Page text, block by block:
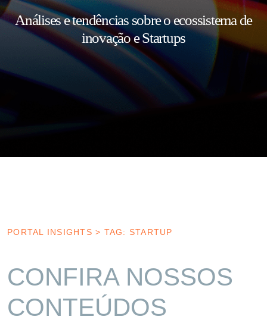
Análises e tendências sobre o ecossistema de
inovação e Startups
PORTAL INSIGHTS > TAG: STARTUP
CONFIRA NOSSOS
CONTEÚDOS